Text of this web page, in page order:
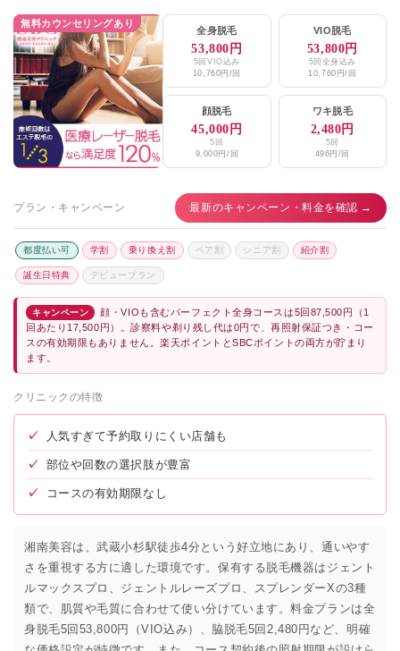
無料カウンセリングあり
全身脱毛
53,800円
5回VIO込み
10,760円/回
VIO脱毛
53,800円
5回全身込み
10,760円/回
顔脱毛
45,000円
5回
9,000円/回
ワキ脱毛
2,480円
5回
496円/回
プラン・キャンペーン 最新のキャンペーン・料金を確認 →
都度払い可 学割 乗り換え割 ペア割 シニア割 紹介割
誕生日特典 デビュープラン
キャンペーン
顔・VIOも含むパーフェクト全身コースは5回87,500円（1
回あたり17,500円）。診察料や剃り残し代は0円で、再照射保証つき・コー
スの有効期限もありません。楽天ポイントとSBCポイントの両方が貯まり
ます。
クリニックの特徴
✓ 人気すぎて予約取りにくい店舗も
✓ 部位や回数の選択肢が豊富
✓ コースの有効期限なし
湘南美容は、武蔵小杉駅徒歩4分という好立地にあり、通いやす
さを重視する方に適した環境です。保有する脱毛機器はジェント
ルマックスプロ、ジェントルレーズプロ、スプレンダーXの3種
類で、肌質や毛質に合わせて使い分けています。料金プランは全
身脱毛5回53,800円（VIO込み）、脇脱毛5回2,480円など、明確